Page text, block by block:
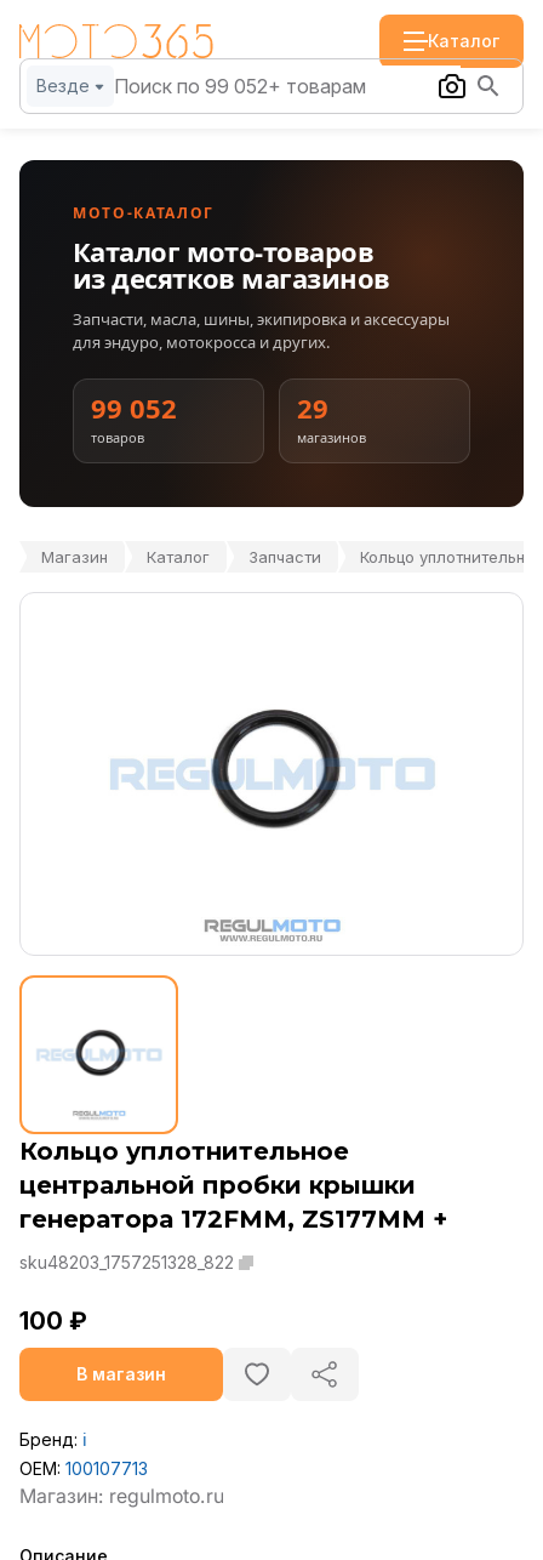
Каталог
Везде
МОТО-КАТАЛОГ
Каталог мото-товаров
из десятков магазинов
Запчасти, масла, шины, экипировка и аксессуары
для эндуро, мотокросса и других.
99 052
товаров
29
магазинов
Магазин Каталог Запчасти Кольцо
Кольцо уплотнительное
центральной пробки крышки
генератора 172FMM, ZS177MM +
sku48203_1757251328_822
100 ₽
В магазин
Бренд: ℹ️
OEM: 100107713